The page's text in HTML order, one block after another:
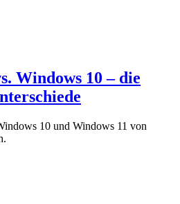
Windows 10 – die
10 und Windows 11 von